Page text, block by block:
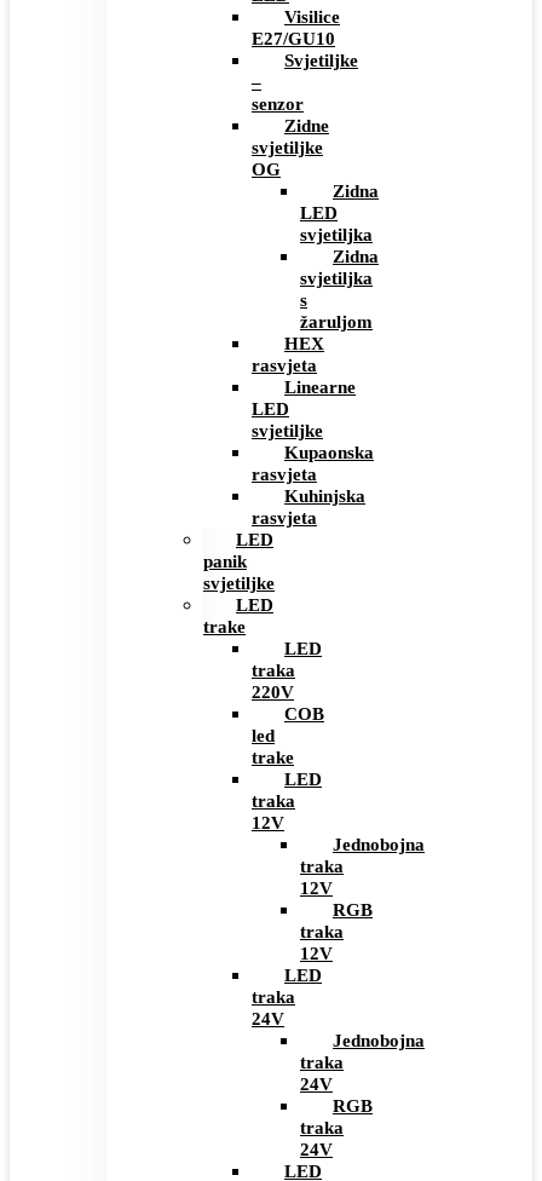
Visilice
E27/GU10
Svjetiljke
–
senzor
Zidne
svjetiljke
OG
Zidna
LED
svjetiljka
Zidna
svjetiljka
s
žaruljom
HEX
rasvjeta
Linearne
LED
svjetiljke
Kupaonska
rasvjeta
Kuhinjska
rasvjeta
LED
panik
svjetiljke
LED
trake
LED
traka
220V
COB
led
trake
LED
traka
12V
Jednobojna
traka
12V
RGB
traka
12V
LED
traka
24V
Jednobojna
traka
24V
RGB
traka
24V
LED